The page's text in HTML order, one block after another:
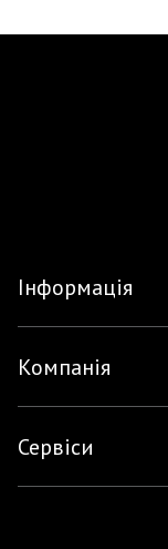
Інформація
Компанія
Сервіси